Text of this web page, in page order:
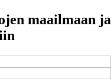
maailmaan ja